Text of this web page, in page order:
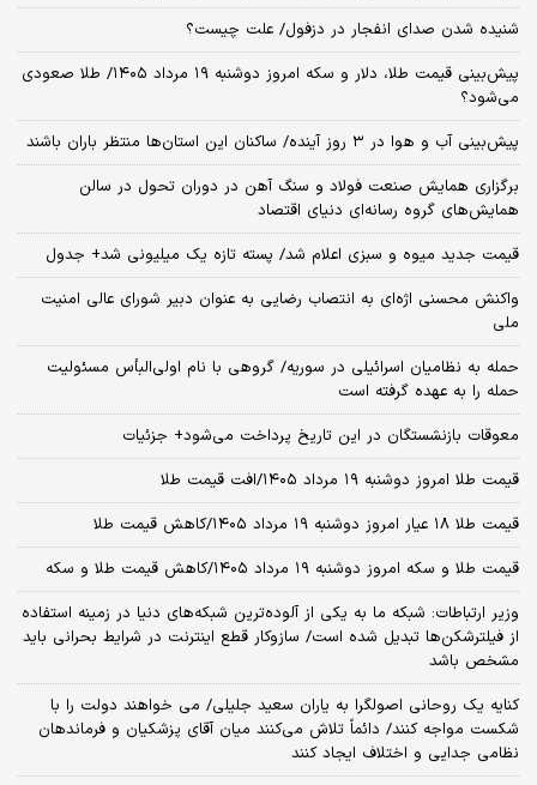
شنیده شدن صدای انفجار در دزفول/ علت چیست؟
پیش‌بینی قیمت طلا، دلار و سکه امروز دوشنبه ۱۹ مرداد ۱۴۰۵/ طلا صعودی
می‌شود؟
پیش‌بینی آب و هوا در ۳ روز آینده/ ساکنان این استان‌ها منتظر باران باشند
برگزاری همایش صنعت فولاد و سنگ آهن در دوران تحول در سالن
همایش‌های گروه رسانه‌ای دنیای اقتصاد
قیمت جدید میوه و سبزی اعلام شد/ پسته تازه یک میلیونی شد+ جدول
واکنش محسنی اژه‌ای به انتصاب رضایی به عنوان دبیر شورای عالی امنیت
ملی
حمله به نظامیان اسرائیلی در سوریه/ گروهی با نام اولی‌البأس مسئولیت
حمله را به عهده گرفته است
معوقات بازنشستگان در این تاریخ پرداخت می‌شود+ جزئیات
قیمت طلا امروز دوشنبه ۱۹ مرداد ۱۴۰۵/افت قیمت طلا
قیمت طلا ۱۸ عیار امروز دوشنبه ۱۹ مرداد ۱۴۰۵/کاهش قیمت طلا
قیمت طلا و سکه امروز دوشنبه ۱۹ مرداد ۱۴۰۵/کاهش قیمت طلا و سکه
وزیر ارتباطات: شبکه ما به یکی از آلوده‌ترین شبکه‌های دنیا در زمینه استفاده
از فیلترشکن‌ها تبدیل شده است/ سازوکار قطع اینترنت در شرایط بحرانی باید
مشخص باشد
کنایه یک روحانی اصولگرا به یاران سعید جلیلی/ می خواهند دولت را با
شکست مواجه کنند/ دائماً تلاش می‌کنند میان آقای پزشکیان و فرماندهان
نظامی جدایی و اختلاف ایجاد کنند